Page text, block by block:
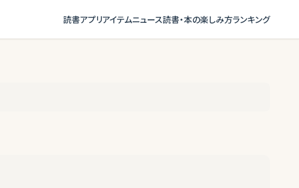
読書アプリアイテムニュース読書・本の楽しみ方ランキング